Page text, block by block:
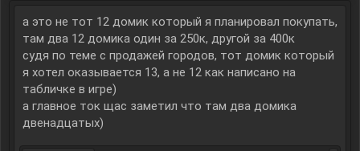
а это не тот 12 домик который я планировал покупать,
там два 12 домика один за 250к, другой за 400к
судя по теме с продажей городов, тот домик который
я хотел оказывается 13, а не 12 как написано на
табличке в игре)
а главное ток щас заметил что там два домика
двенадцатых)